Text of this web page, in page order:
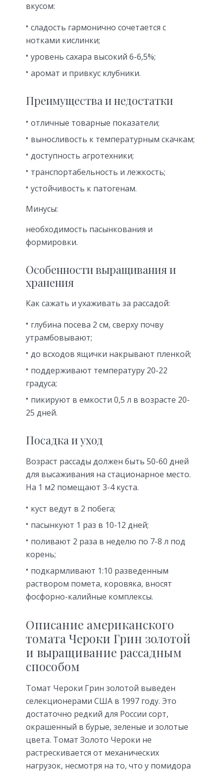
вкусом:
сладость гармонично сочетается с
нотками кислинки;
уровень сахара высокий 6-6,5%;
аромат и привкус клубники.
Преимущества и недостатки
отличные товарные показатели;
выносливость к температурным скачкам;
доступность агротехники;
транспортабельность и лежкость;
устойчивость к патогенам.
Минусы:
необходимость пасынкования и
формировки.
Особенности выращивания и
хранения
Как сажать и ухаживать за рассадой:
глубина посева 2 см, сверху почву
утрамбовывают;
до всходов ящички накрывают пленкой;
поддерживают температуру 20-22
градуса;
пикируют в емкости 0,5 л в возрасте 20-
25 дней.
Посадка и уход
Возраст рассады должен быть 50-60 дней
для высаживания на стационарное место.
На 1 м2 помещают 3-4 куста.
куст ведут в 2 побега;
пасынкуют 1 раз в 10-12 дней;
поливают 2 раза в неделю по 7-8 л под
корень;
подкармливают 1:10 разведенным
раствором помета, коровяка, вносят
фосфорно-калийные комплексы.
Описание американского
томата Чероки Грин золотой
и выращивание рассадным
способом
Томат Чероки Грин золотой выведен
селекционерами США в 1997 году. Это
достаточно редкий для России сорт,
окрашенный в бурые, зеленые и золотые
цвета. Томат Золото Чероки не
растрескивается от механических
нагрузок, несмотря на то, что у помидора